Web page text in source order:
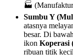
🏭
Sumbu Y
atasnya
besar. Di
ikon Koperasi
ribuan titik